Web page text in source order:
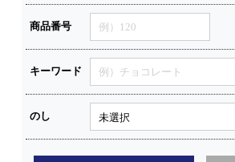
商品番号
キーワード
のし